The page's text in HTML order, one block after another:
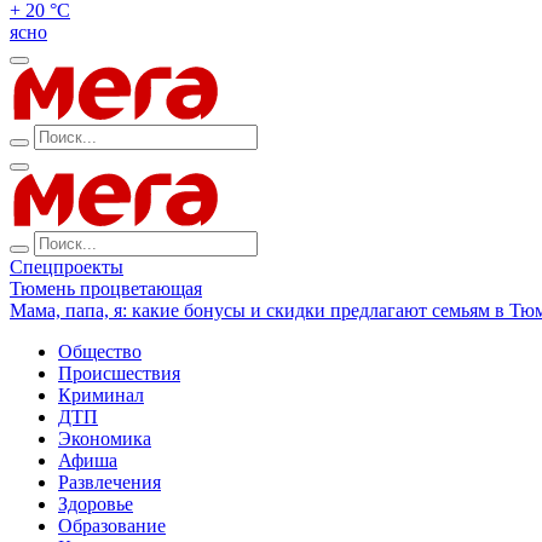
+ 20 °С
ясно
Спецпроекты
Тюмень процветающая
Мама, папа, я: какие бонусы и скидки предлагают семьям в
Общество
Происшествия
Криминал
ДТП
Экономика
Афиша
Развлечения
Здоровье
Образование